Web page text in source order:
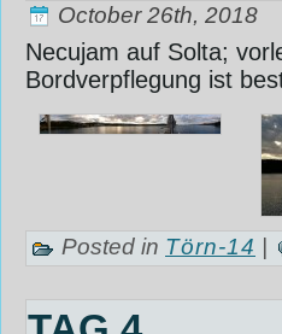
October 26th, 2018
Necujam auf Solta;
Bordverpflegung ist
Posted in Törn-14